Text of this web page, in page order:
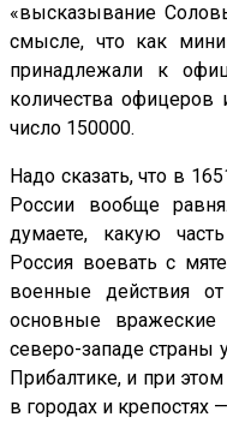
«высказывание
смысле, что как
принадлежали к
количества
число 150000.
Надо сказать, что в
России вообще
думаете, какую
Россия воевать с
военные действия
основные
северо-западе
Прибалтике, и при
в городах и крепостях